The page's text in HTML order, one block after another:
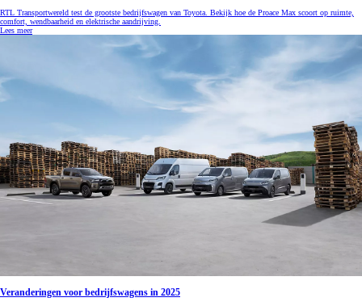
RTL Transportwereld test de grootste bedrijfswagen van Toyota. Bekijk hoe de Proace Max scoort op ruimte,
comfort, wendbaarheid en elektrische aandrijving.
Lees meer
Veranderingen voor bedrijfswagens in 2025